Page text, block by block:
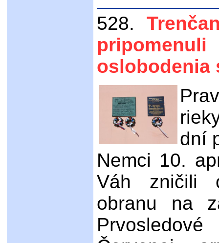
528.
oslobodenia
dní
Nemci 10.
Váh zničili
obranu na